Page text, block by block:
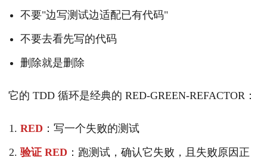
不要"边写测试边适配已有代码"
不要去看先写的代码
删除就是删除
它的 TDD 循环是经典的 RED-GREEN-REFACTOR：
RED ：写一个失败的测试
验证 RED ：跑测试，确认它失败，且失败原因正